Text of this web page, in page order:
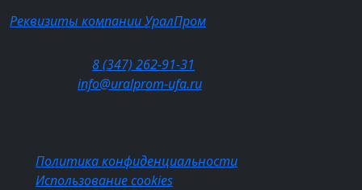
Реквизиты компании УралПром
8 (347) 262‑91‑31
info@uralprom-ufa.ru
Политика конфиденциальности
Использование cookies